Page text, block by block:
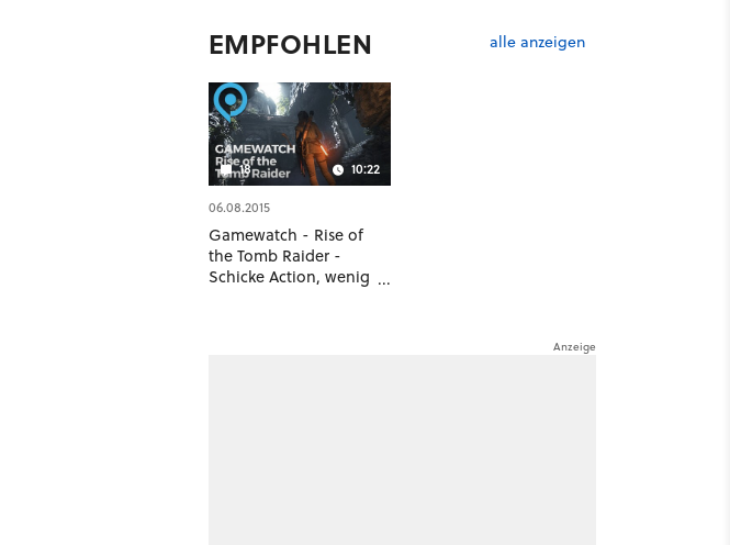
EMPFOHLEN alle anzeigen
18 10:22
06.08.2015
Gamewatch - Rise of
the Tomb Raider -
Schicke Action, wenig